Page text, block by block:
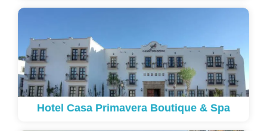
Hotel Casa Primavera Boutique & Spa